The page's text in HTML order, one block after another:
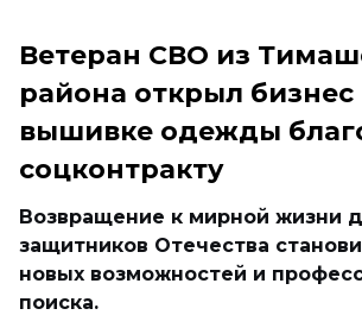
Ветеран СВО из
района открыл бизнес
вышивке одежды
соцконтракту
Возвращение к мирной жизни
защитников Отечества
новых возможностей и
поиска.